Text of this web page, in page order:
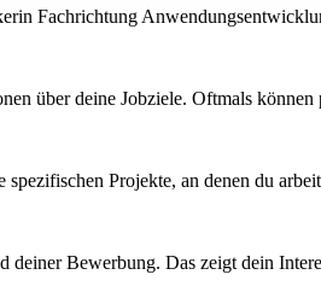
Fachrichtung
über deine Jobziele. Oftmals
Projekte, an denen du
Bewerbung. Das zeigt dein